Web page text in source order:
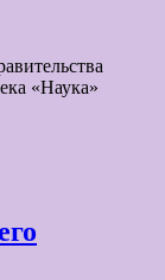
«Наука»